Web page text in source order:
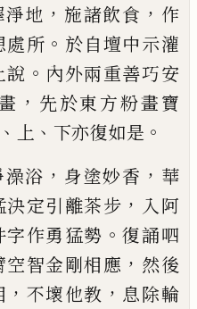
地 ， 施諸飲食 ， 作
處所 。 於自壇中示灌
說 。 內外兩重善巧安
， 先於東方粉畫寶
、 上 、 下亦復如是 。
浴 ， 身塗妙香 ， 華
決定引離茶步 ， 入阿
字作勇猛勢 。復誦呬
空智金剛相應 ， 然後
， 不壞他教 ， 息除輪